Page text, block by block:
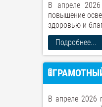
В апреле 2026
повышение
здоровью и
Подробнее...
В апреле 2026